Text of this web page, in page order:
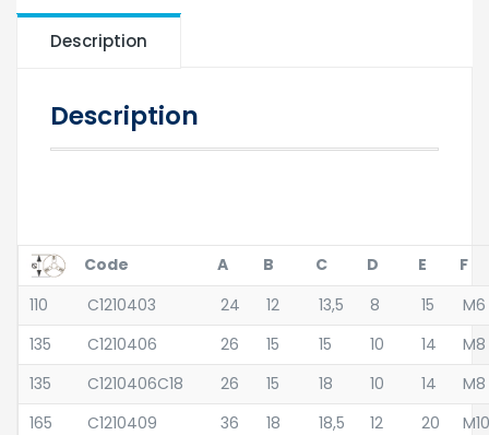
Description
Description
Code A B C D E
F
110
C1210403 24 12 13,5 8 15
M6
135
C1210406 26 15 15 10 14
M8
135
C1210406C18 26 15 18 10 14
M8
165
C1210409 36 18 18,5 12 20
M10